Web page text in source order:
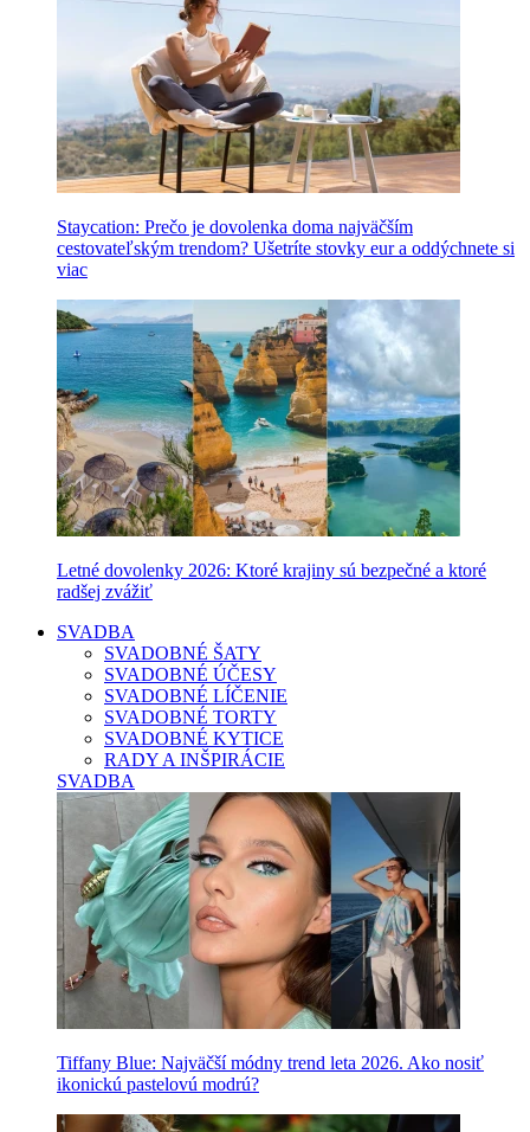
Staycation: Prečo je dovolenka doma najväčším
cestovateľským trendom? Ušetríte stovky eur a oddýchnete si
viac
Letné dovolenky 2026: Ktoré krajiny sú bezpečné a ktoré
radšej zvážiť
SVADBA
SVADOBNÉ ŠATY
SVADOBNÉ ÚČESY
SVADOBNÉ LÍČENIE
SVADOBNÉ TORTY
SVADOBNÉ KYTICE
RADY A INŠPIRÁCIE
SVADBA
Tiffany Blue: Najväčší módny trend leta 2026. Ako nosiť
ikonickú pastelovú modrú?